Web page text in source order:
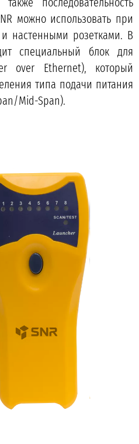
можно использовать при
настенными розетками. В
специальный блок для
over Ethernet), который
типа подачи питания
Mid-Span).